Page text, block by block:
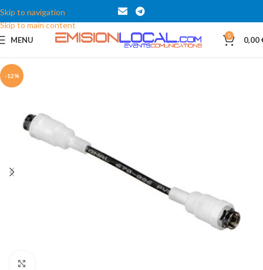
Skip to navigation
Skip to main content
MENU 0 0,00
-12%